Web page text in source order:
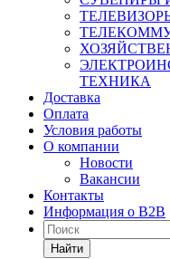
ТЕХНИКА
Доставка
Оплата
Условия работы
О компании
Новости
Вакансии
Контакты
Информация о B2B
Найти